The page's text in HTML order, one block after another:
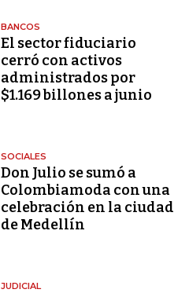
BANCOS
El sector fiduciario
cerró con activos
administrados por
$1.169 billones a junio
SOCIALES
Don Julio se sumó a
Colombiamoda con una
celebración en la ciudad
de Medellín
JUDICIAL